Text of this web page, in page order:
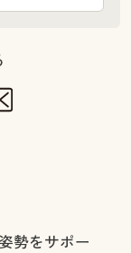
勢をサポー